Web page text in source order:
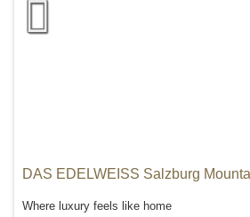
DAS EDELWEISS Salzburg
Where luxury feels like home